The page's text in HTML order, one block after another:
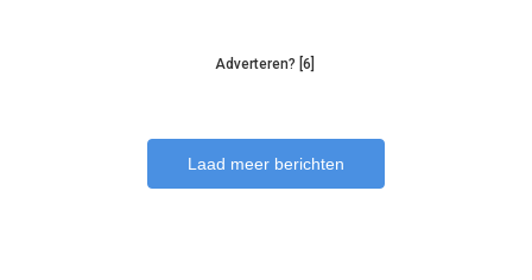
Adverteren? [6]
Laad meer berichten